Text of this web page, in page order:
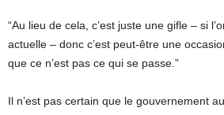
“Au lieu de cela, c’est juste une gifle – si
actuelle – donc c’est peut-être une
que ce n’est pas ce qui se passe.”
Il n’est pas certain que le gouvernement